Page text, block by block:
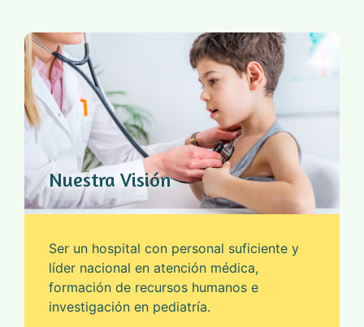
Nuestra Visión
Ser un hospital con personal suficiente y
líder nacional en atención médica,
formación de recursos humanos e
investigación en pediatría.